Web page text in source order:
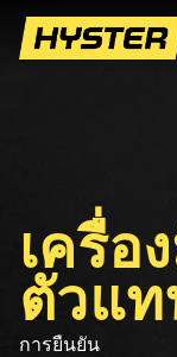
เครื่อ
ตัวแ
การยืนยัน